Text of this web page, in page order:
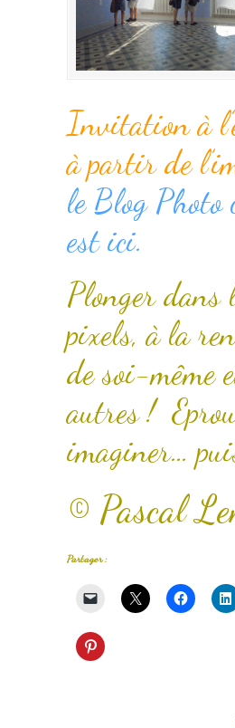
Invitation à
à partir de
le Blog Photo
est ici.
Plonger dans
pixels, à la
de soi-même
autres !
imaginer…
© Pascal
Partager :